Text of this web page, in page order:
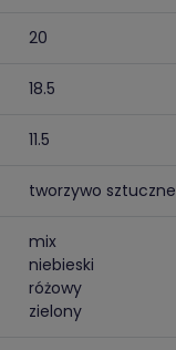
20
18.5
11.5
tworzywo sztuczne
mix
niebieski
różowy
zielony